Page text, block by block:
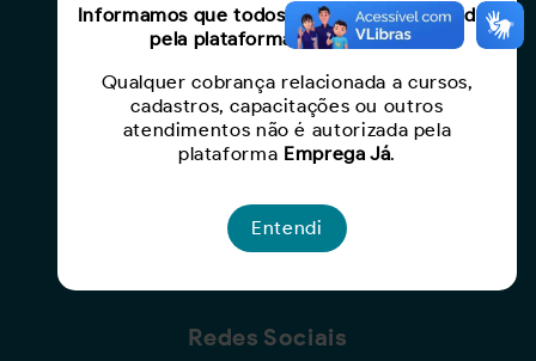
Para Candidatos
Cadastro de Currículo
Capacite-se
Criar Oportunidade
Redes Sociais
Informamos que todos os serviços oferecidos
pela plataforma são gratuitos.
Qualquer cobrança relacionada a cursos,
cadastros, capacitações ou outros
atendimentos não é autorizada pela
plataforma Emprega Já.
Entendi